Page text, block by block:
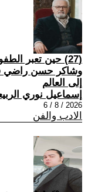
(27) حين تعبر
وشاكر حسن راضي
إلى العالم
إسماعيل نوري
2026 / 8 / 6
الادب والفن